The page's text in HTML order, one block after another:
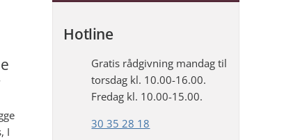
I
Hotline
Gratis rådgivning mandag til
torsdag kl. 10.00-16.00.
Fredag kl. 10.00-15.00.
30 35 28 18